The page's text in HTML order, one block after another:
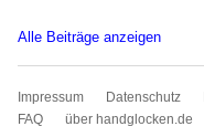
Alle Beiträge anzeigen
Navigation
überspringen
Impressum Datenschutz
FAQ
über handglocken.de